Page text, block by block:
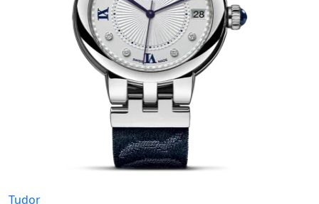
Tudor